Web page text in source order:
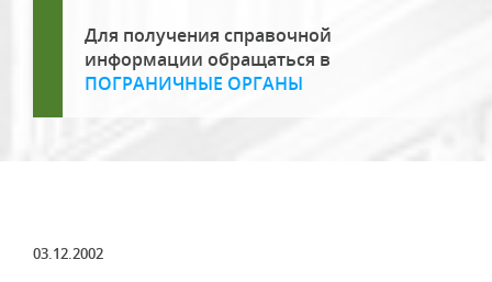
Для получения справочной
информации обращаться в
ПОГРАНИЧНЫЕ ОРГАНЫ
03.12.2002